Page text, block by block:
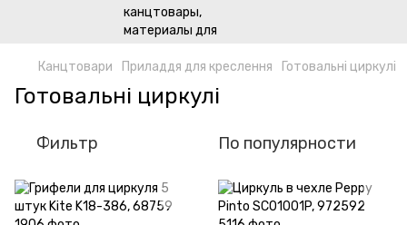
Канцтовари Приладдя для креслення Готовальні циркулі
Готовальні циркулі
Фильтр По популярности